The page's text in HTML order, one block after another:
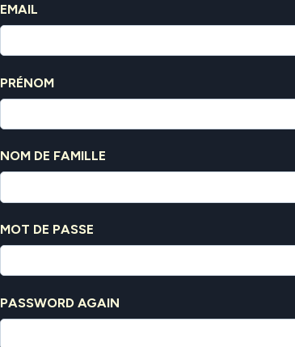
EMAIL
PRÉNOM
NOM DE FAMILLE
MOT DE PASSE
PASSWORD AGAIN